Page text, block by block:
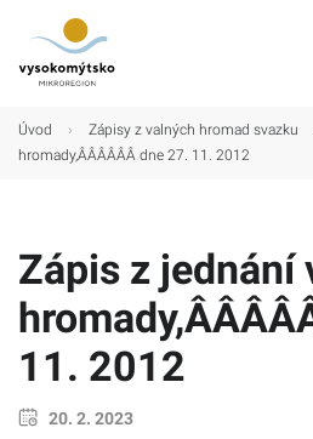
Úvod › Zápisy z valných hromad svazku
hromady,ÂÂÂÂÂÂ dne 27. 11. 2012
Zápis z jednání
11. 2012
20. 2. 2023
Úvod
Mikroregion
Turistické cíle
Kultura
Kontakt